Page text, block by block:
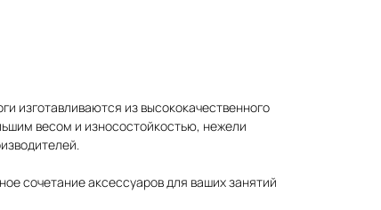
изготавливаются из высококачественного
весом и износостойкостью, нежели
сочетание аксессуаров для ваших занятий